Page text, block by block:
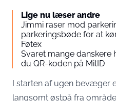
Lige nu læser andre
Jimmi raser mod
parkeringsbøde for at
Føtex
Svaret mange danskere
du QR-koden på MitID
I starten af ugen bevæger
langsomt østpå fra